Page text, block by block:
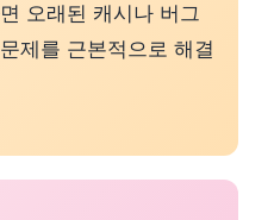
오래된 캐시나 버그
제를 근본적으로 해결